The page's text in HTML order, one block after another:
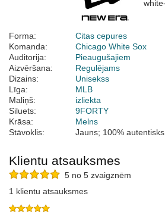
Forma:
Citas cepures
Komanda:
Chicago White Sox
Auditorija:
Pieaugušajiem
Aizvēršana:
Regulējams
Dizains:
Unisekss
Līga:
MLB
Maliņš:
izliekta
Siluets:
9FORTY
Krāsa:
Melns
Stāvoklis:
Jauns; 100% autentisks
Klientu atsauksmes
5 no 5 zvaigznēm
1 klientu atsauksmes